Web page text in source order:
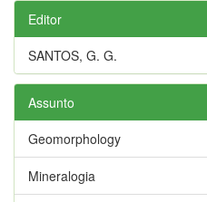
Editor
SANTOS, G. G.
Assunto
Geomorphology
Mineralogia